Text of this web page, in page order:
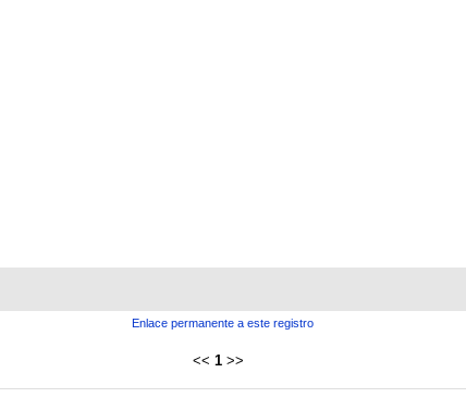
Enlace permanente a este registro
<< 1 >>